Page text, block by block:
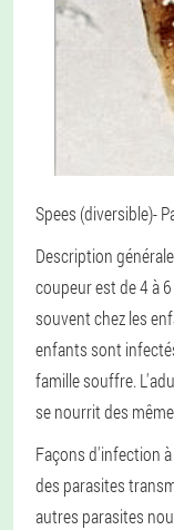
Spees (diversible)-
Description
coupeur est de 4 à
souvent chez les
enfants sont
famille souffre.
se nourrit des
Façons d'infection
des parasites
autres parasites